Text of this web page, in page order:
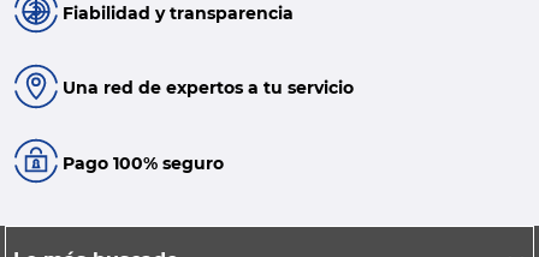
Fiabilidad y transparencia
Una red de expertos a tu servicio
Pago 100% seguro